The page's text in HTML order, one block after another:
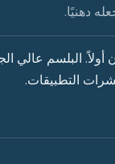
دهنيًا.
أولاً. البلسم